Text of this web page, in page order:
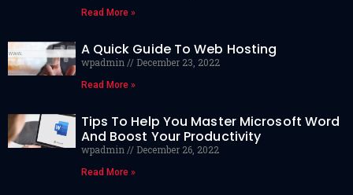
Read More »
A Quick Guide To Web Hosting
wpadmin December 23, 2022
Read More »
Tips To Help You Master Microsoft Word
And Boost Your Productivity
wpadmin December 26, 2022
Read More »